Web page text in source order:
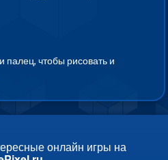
палец, чтобы рисовать и
онлайн игры на